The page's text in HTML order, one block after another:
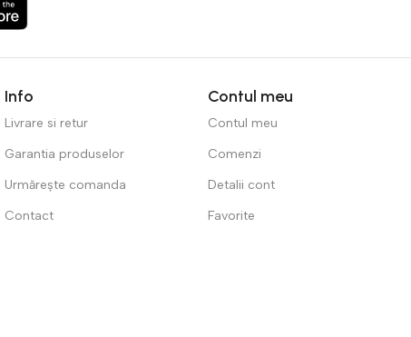
este mereu gata să te ajute cu orice întrebare!
Info
Livrare si retur
Garantia produselor
Urmărește comanda
Contact
Contul meu
Contul meu
Comenzi
Detalii cont
Favorite